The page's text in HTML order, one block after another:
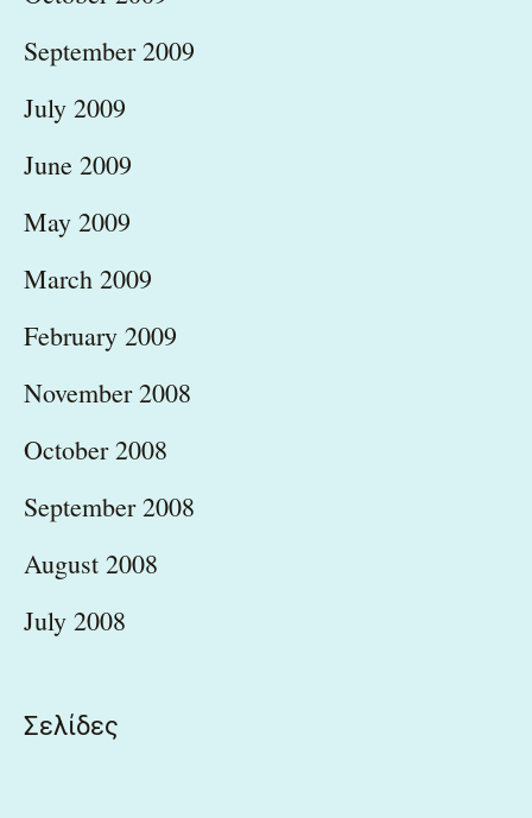
September 2009
July 2009
June 2009
May 2009
March 2009
February 2009
November 2008
October 2008
September 2008
August 2008
July 2008
Σελίδες